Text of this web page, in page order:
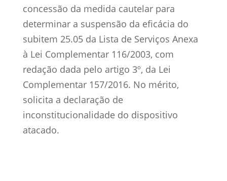
concessão da medida cautelar para
determinar a suspensão da eficácia do
subitem 25.05 da Lista de Serviços Anexa
à Lei Complementar 116/2003, com
redação dada pelo artigo 3º, da Lei
Complementar 157/2016. No mérito,
solicita a declaração de
inconstitucionalidade do dispositivo
atacado.